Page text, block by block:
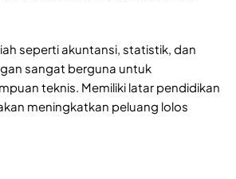
seperti akuntansi, statistik, dan
sangat berguna untuk
teknis. Memiliki latar pendidikan
meningkatkan peluang lolos